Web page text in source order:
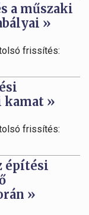
a műszaki
»
frissítés:
kamat »
frissítés:
építési
»